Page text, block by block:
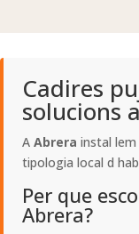
Cadires
solucions
A Abrera instal lem
tipologia local d
Per que
Abrera?